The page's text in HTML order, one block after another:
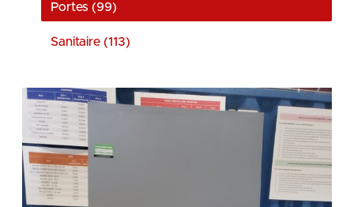
Portes (99)
Sanitaire (113)